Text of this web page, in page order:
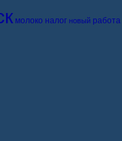
молоко налог новый работа